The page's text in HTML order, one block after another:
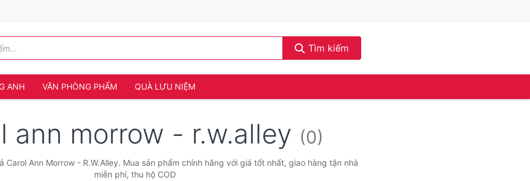
Tìm kiếm
ANH VĂN PHÒNG PHẨM QUÀ LƯU NIỆM
ann morrow - r.w.alley (0)
Carol Ann Morrow - R.W.Alley. Mua sản phẩm chính hãng với giá tốt nhất, giao hàng tận nhà
miễn phí, thu hộ COD